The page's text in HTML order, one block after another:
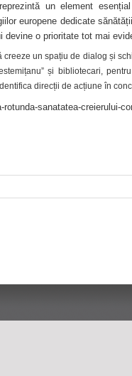
un element
europene dedicate
devine o prioritate tot mai
un spațiu de dialog și
și bibliotecari,
direcții de acțiune în
sanatatea-creierului-